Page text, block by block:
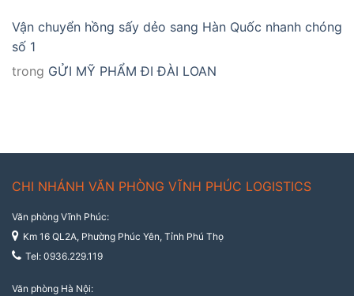
Vận chuyển hồng sấy dẻo sang Hàn Quốc nhanh chóng
số 1
trong GỬI MỸ PHẨM ĐI ĐÀI LOAN
CHI NHÁNH VĂN PHÒNG VĨNH PHÚC LOGISTICS
Văn phòng Vĩnh Phúc:
Km 16 QL2A, Phường Phúc Yên, Tỉnh Phú Thọ
Tel: 0936.229.119
Văn phòng Hà Nội: